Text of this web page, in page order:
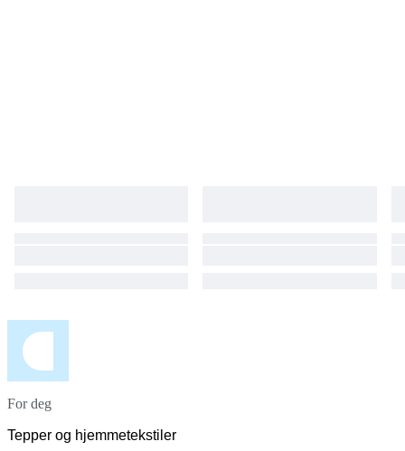
For deg
Tepper og hjemmetekstiler